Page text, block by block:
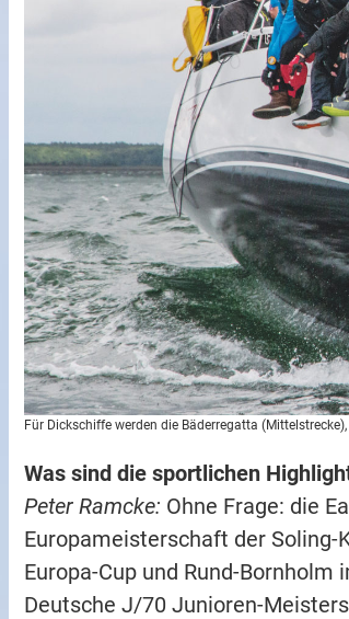
Für Dickschiffe werden die Bäderregatta
Was sind die sportlichen
Peter Ramcke: Ohne Frage: die
Europameisterschaft der Soling-
Europa-Cup und Rund-
Deutsche J/70 Junioren-